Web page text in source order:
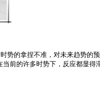
的拿捏不准，对未来趋势的
前的许多时势下，反应都显